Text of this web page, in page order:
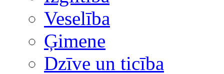
Veselība
Ģimene
Dzīve un ticība